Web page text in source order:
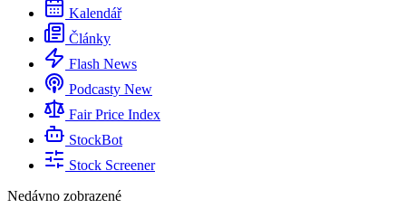
Kalendář
Články
Flash News
Podcasty New
Fair Price Index
StockBot
Stock Screener
Nedávno zobrazené